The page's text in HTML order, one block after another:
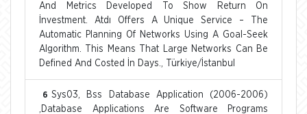
And Metrics Developed To Show Return On
İnvestment. Atdı Offers A Unique Service – The
Automatic Planning Of Networks Using A Goal-Seek
Algorithm. This Means That Large Networks Can Be
Defined And Costed İn Days., Türkiye/İstanbul
6 Sys03, Bss Database Application (2006-2006)
,Database Applications Are Software Programs